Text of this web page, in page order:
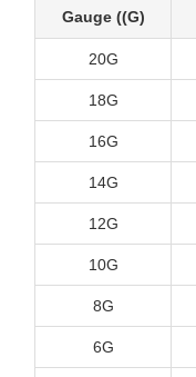
Gauge ((G)
20G
18G
16G
14G
12G
10G
8G
6G